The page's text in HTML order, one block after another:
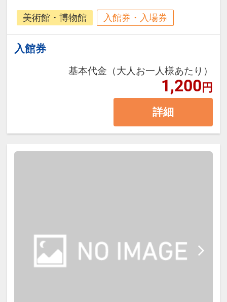
美術館・博物館 入館券・入場券
入館券
基本代金（大人お一人様あたり）
1,200円
詳細